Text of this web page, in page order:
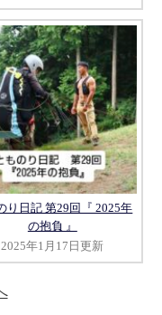
り日記 第29回『 2025年
の抱負 』
2025年1月17日更新